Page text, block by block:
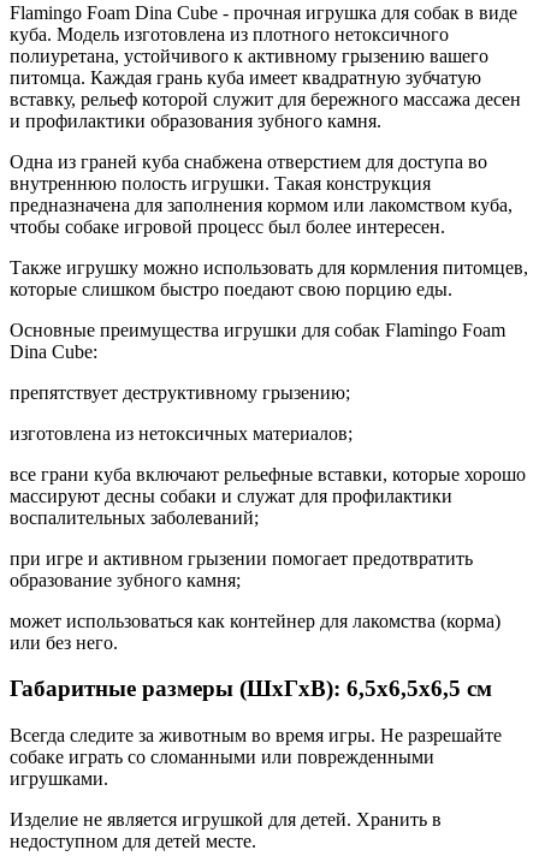
Flamingo Foam Dina Cube - прочная игрушка для собак в виде
куба. Модель изготовлена из плотного нетоксичного
полиуретана, устойчивого к активному грызению вашего
питомца. Каждая грань куба имеет квадратную зубчатую
вставку, рельеф которой служит для бережного массажа десен
и профилактики образования зубного камня.
Одна из граней куба снабжена отверстием для доступа во
внутреннюю полость игрушки. Такая конструкция
предназначена для заполнения кормом или лакомством куба,
чтобы собаке игровой процесс был более интересен.
Также игрушку можно использовать для кормления питомцев,
которые слишком быстро поедают свою порцию еды.
Основные преимущества игрушки для собак Flamingo Foam
Dina Cube:
препятствует деструктивному грызению;
изготовлена из нетоксичных материалов;
все грани куба включают рельефные вставки, которые хорошо
массируют десны собаки и служат для профилактики
воспалительных заболеваний;
при игре и активном грызении помогает предотвратить
образование зубного камня;
может использоваться как контейнер для лакомства (корма)
или без него.
Габаритные размеры (ШхГхВ): 6,5х6,5х6,5 см
Всегда следите за животным во время игры. Не разрешайте
собаке играть со сломанными или поврежденными
игрушками.
Изделие не является игрушкой для детей. Хранить в
недоступном для детей месте.